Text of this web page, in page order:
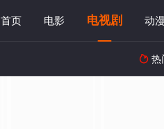
首页 电影 电视剧 动漫
 热